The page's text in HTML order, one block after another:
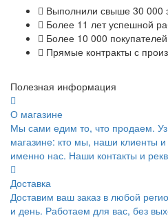
Выполнили свыше 30 000
Более 11 лет успешной
Более 10 000 покупателей
Прямые контракты с
Полезная информация
О магазине
Мы сами едим то, что продаем.
магазине: кто мы, наши клиенты
именно нас. Наши контакты и
Доставка
Доставим ваш заказ в любой
и день. Работаем для вас, без